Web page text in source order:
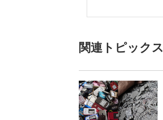
関連トピックス